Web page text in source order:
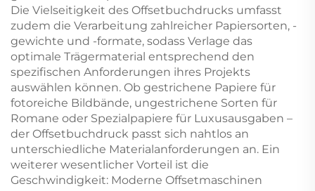
Die Vielseitigkeit des Offsetbuchdrucks umfasst
zudem die Verarbeitung zahlreicher Papiersorten, -
gewichte und -formate, sodass Verlage das
optimale Trägermaterial entsprechend den
spezifischen Anforderungen ihres Projekts
auswählen können. Ob gestrichene Papiere für
fotoreiche Bildbände, ungestrichene Sorten für
Romane oder Spezialpapiere für Luxusausgaben –
der Offsetbuchdruck passt sich nahtlos an
unterschiedliche Materialanforderungen an. Ein
weiterer wesentlicher Vorteil ist die
Geschwindigkeit: Moderne Offsetmaschinen